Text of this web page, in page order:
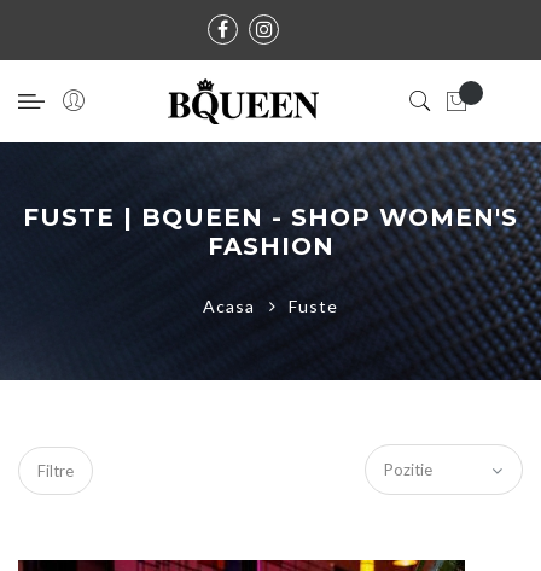
FUSTE | BQUEEN - SHOP WOMEN'S
FASHION
Acasa Fuste
Filtre